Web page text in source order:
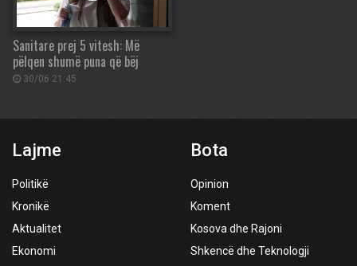
Sanitare prej 5 vitesh: Më
pëlqen shumë puna që bëj
30/06 21:45
Lajme
Politikë
Kronikë
Aktualitet
Ekonomi
Bota
Opinion
Koment
Kosova dhe Rajoni
Shkencë dhe Teknologji